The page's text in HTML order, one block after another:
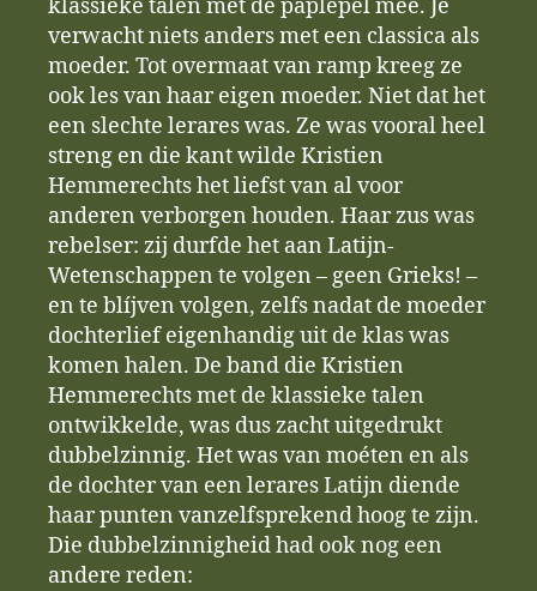
klassieke talen met de paplepel mee. Je
verwacht niets anders met een classica als
moeder. Tot overmaat van ramp kreeg ze
ook les van haar eigen moeder. Niet dat het
een slechte lerares was. Ze was vooral heel
streng en die kant wilde Kristien
Hemmerechts het liefst van al voor
anderen verborgen houden. Haar zus was
rebelser: zij durfde het aan Latijn-
Wetenschappen te volgen – geen Grieks! –
en te blíjven volgen, zelfs nadat de moeder
dochterlief eigenhandig uit de klas was
komen halen. De band die Kristien
Hemmerechts met de klassieke talen
ontwikkelde, was dus zacht uitgedrukt
dubbelzinnig. Het was van moéten en als
de dochter van een lerares Latijn diende
haar punten vanzelfsprekend hoog te zijn.
Die dubbelzinnigheid had ook nog een
andere reden: